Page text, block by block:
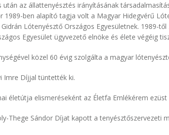
után az állattenyésztés irányításának
1989-ben alapító tagja volt a Magyar Hidegvérű
Lótenyésztő Országos Egyesületnek. 1989-
Egyesület ügyvezető elnöke és élete végéig
közel 60 évig szolgálta a magyar
Imre Díjjal tüntették ki.
életútja elismeréseként az Életfa Emlékérem
Thege Sándor Díjat kapott a tenyésztőszervezeti